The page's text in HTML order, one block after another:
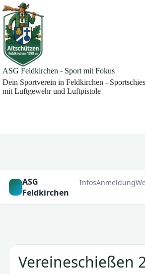
Zum
Inhalt
springen
ASG Feldkirchen - Sport mit Fokus
Dein Sportverein in Feldkirchen -
mit Luftgewehr und Luftpistole
ASG
Feldkirchen
InfosAnmeldung
Vereineschießen